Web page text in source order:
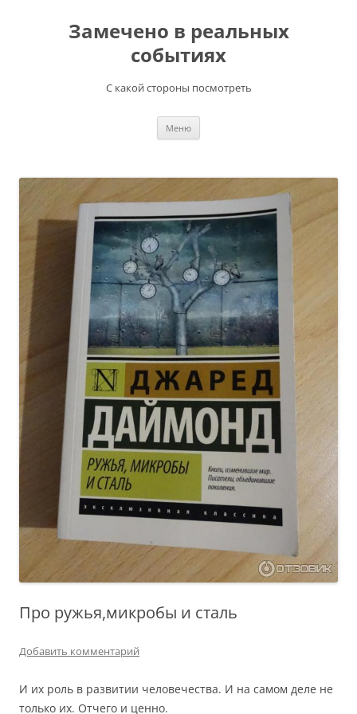
содержимомуЗамечено в реальных
событиях
С какой стороны посмотреть
Меню
Про ружья,микробы и сталь
Добавить комментарий
И их роль в развитии человечества. И на самом деле не
только их. Отчего и ценно.